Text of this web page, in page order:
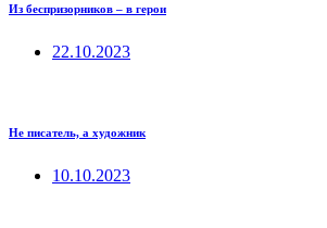
Из беспризорников – в герои
22.10.2023
Не писатель, а художник
10.10.2023